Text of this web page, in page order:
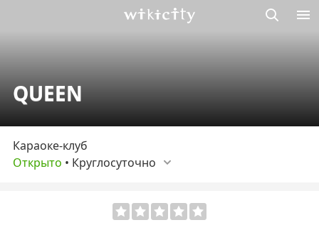
QUEEN
Караоке-клуб
Открыто • Круглосуточно